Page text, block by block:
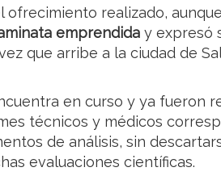
ofrecimiento realizado,
emprendida y expresó
que arribe a la ciudad de
en curso y ya fueron
técnicos y médicos
de análisis, sin
evaluaciones científicas.